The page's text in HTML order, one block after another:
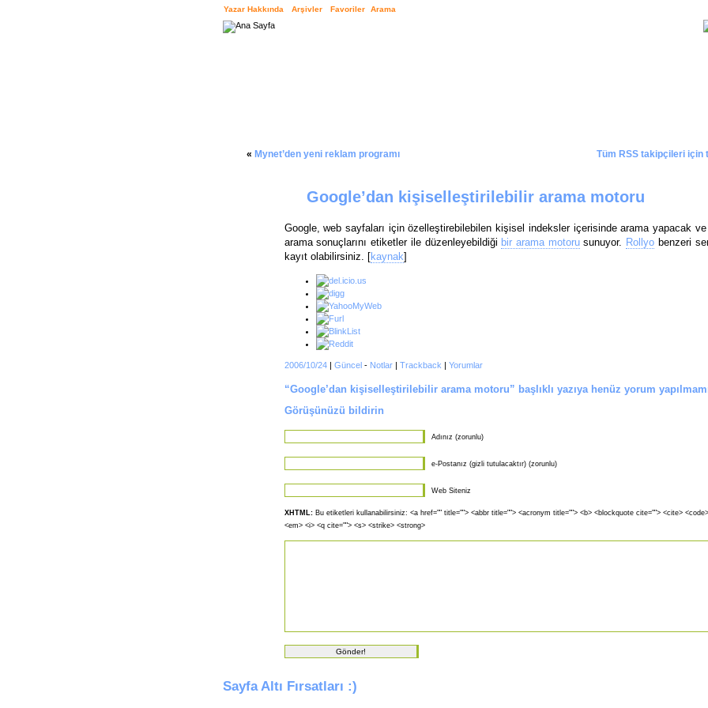
Yazar Hakkında Arşivler Favoriler Arama
« Mynet’den yeni reklam programı Tüm RSS takipçileri için
Google’dan kişiselleştirilebilir arama motoru
Google, web sayfaları için özelleştirebilebilen kişisel indeksler içerisinde arama yapacak ve
arama sonuçlarını etiketler ile düzenleyebildiği bir arama motorusunuyor. Rollyo benzeri
kayıt olabilirsiniz. [kaynak]
2006/10/24| Güncel- Notlar| Trackback | Yorumlar
“Google’dan kişiselleştirilebilir arama motoru” başlıklı yazıya henüz yorum
Görüşünüzü bildirin
Adınız (zorunlu)
e-Postanız (gizli tutulacaktır) (zorunlu)
Web Siteniz
XHTML:Bu etiketleri kullanabilirsiniz: <a href="" title=""> <abbr title=""> <acronym title=""> <b> <blockquote cite=""> <cite>
<em> <i> <q cite=""> <s> <strike> <strong>
Sayfa Altı Fırsatları :)